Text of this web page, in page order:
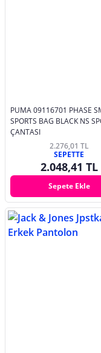
PUMA 09116701 PHASE
SPORTS BAG BLACK NS
ÇANTASI
2.276,01 TL
SEPETTE
2.048,41 TL
Sepete Ekle